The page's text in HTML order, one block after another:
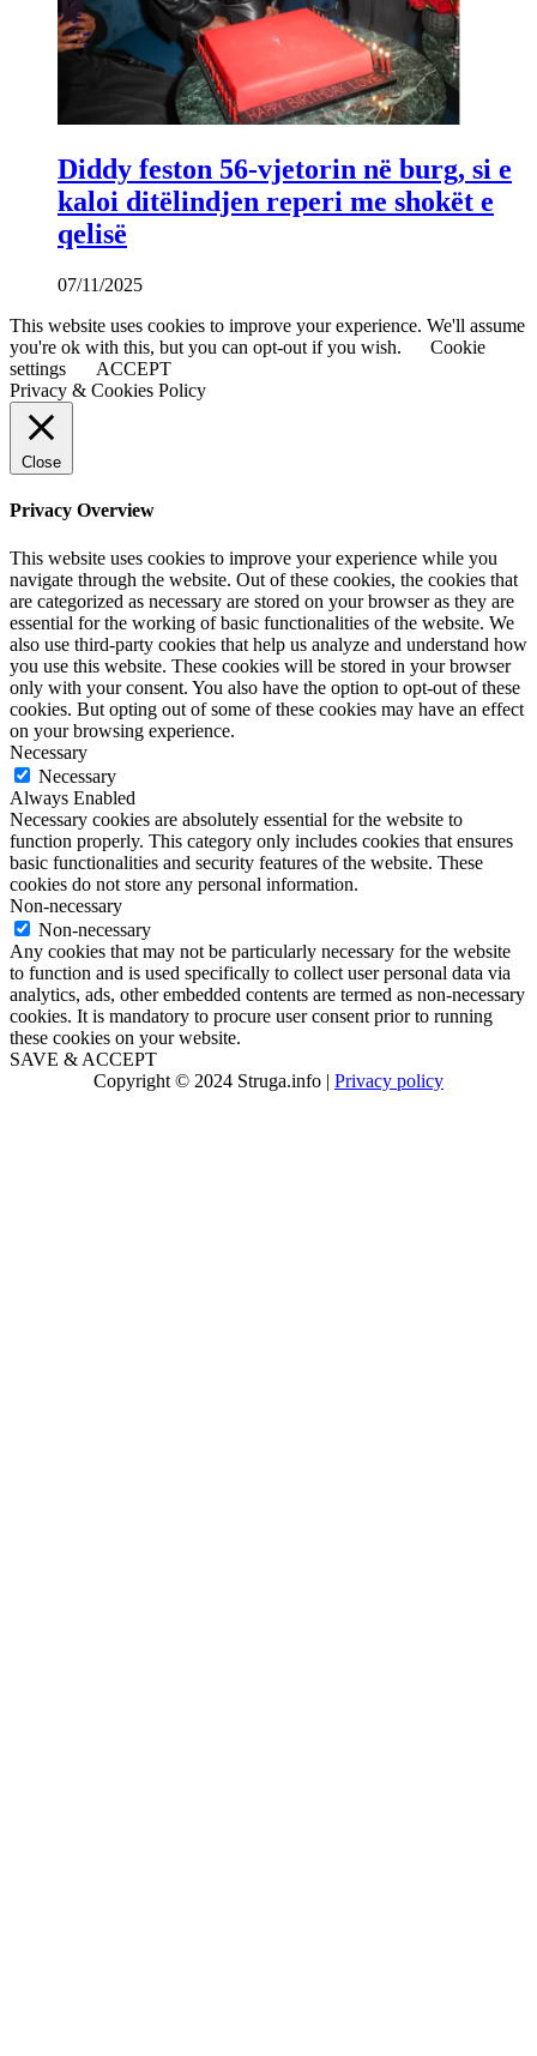
Diddy feston 56-vjetorin në burg, si e
kaloi ditëlindjen reperi me shokët e
qelisë
07/11/2025
This website uses cookies to improve your experience. We'll assume
you're ok with this, but you can opt-out if you wish.
Cookie
settings
ACCEPT
Privacy & Cookies Policy
Close
Privacy Overview
This website uses cookies to improve your experience while you
navigate through the website. Out of these cookies, the cookies that
are categorized as necessary are stored on your browser as they are
essential for the working of basic functionalities of the website. We
also use third-party cookies that help us analyze and understand how
you use this website. These cookies will be stored in your browser
only with your consent. You also have the option to opt-out of these
cookies. But opting out of some of these cookies may have an effect
on your browsing experience.
Necessary
Necessary
Always Enabled
Necessary cookies are absolutely essential for the website to
function properly. This category only includes cookies that ensures
basic functionalities and security features of the website. These
cookies do not store any personal information.
Non-necessary
Non-necessary
Any cookies that may not be particularly necessary for the website
to function and is used specifically to collect user personal data via
analytics, ads, other embedded contents are termed as non-necessary
cookies. It is mandatory to procure user consent prior to running
these cookies on your website.
SAVE & ACCEPT
Copyright © 2024 Struga.info | Privacy policy